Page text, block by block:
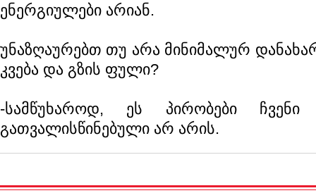
ენერგიულები არიან.
უნაზღაურებთ თუ არა მინიმალურ
კვება და გზის ფული?
-სამწუხაროდ, ეს პირობები ჩვენი
გათვალისწინებული არ არის.